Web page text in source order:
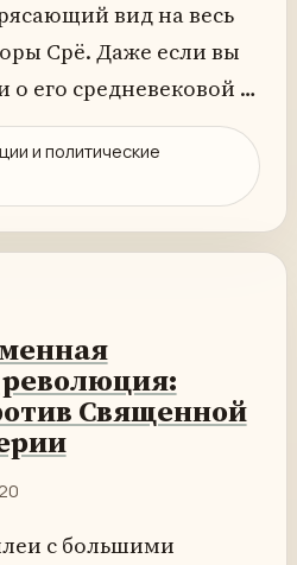
вид на весь
Срё. Даже если вы
его средневековой …
и политические
Священной
с большими